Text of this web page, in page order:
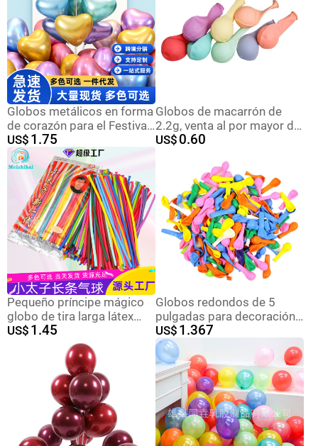
Globos metálicos en forma
de corazón para el Festival
Qixi, cumpleaños estilo
Instagram, ceremonia de
mayor edad, fiesta,
decoración de bodas,
colores variados.
US$ 1.75
Globos de macarrón de
2.2g, venta al por mayor del
fabricante original,
bodas, globos para bodas,
globos de látex para
decoración de fiestas
US$ 0.60
Pequeño príncipe mágico
globo de tira larga látex
engrosado cumpleaños
niños globo puesto
mercado nocturno venta
decoración decoración
US$ 1.45
Globos redondos de 5
pulgadas para decoración
de bodas, globos de látex
transparentes al por mayor,
juego de globos para
arreglos de cumpleaños
infantiles
US$ 1.367